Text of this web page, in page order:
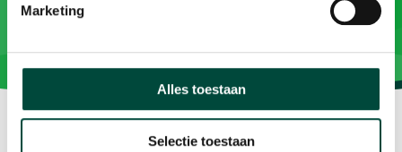
Marketing
Alles toestaan
Selectie toestaan